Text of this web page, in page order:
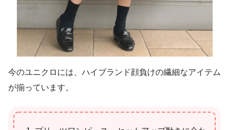
今のユニクロには、ハイブランド顔負けの繊細なアイテム
が揃っています。